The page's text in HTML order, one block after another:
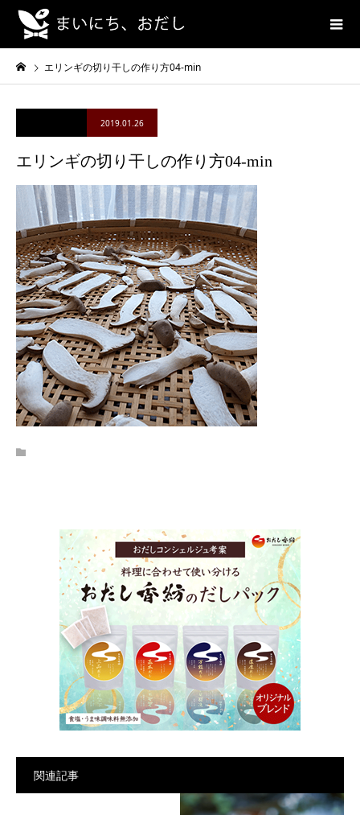
エリンギの切り干しの作り方04-min
2019.01.26
エリンギの切り干しの作り方04-min
関連記事